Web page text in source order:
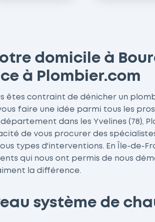
domicile à
à Plombier.com
êtes contraint de dénicher un
faire une idée parmi tous les
dans les Yvelines (78),
de vous procurer des
types d'interventions. En Île-de-
qui nous ont permis de nous
la différence.
système de